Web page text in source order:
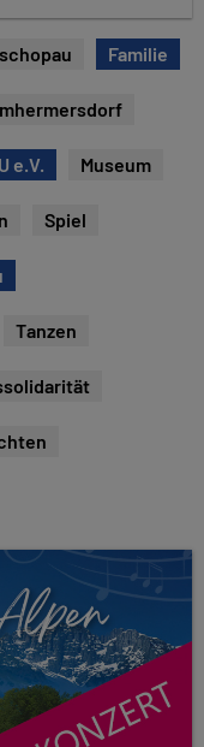
Familie
e.V. Museum
Spiel
Tanzen